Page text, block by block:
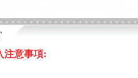
注意事項: